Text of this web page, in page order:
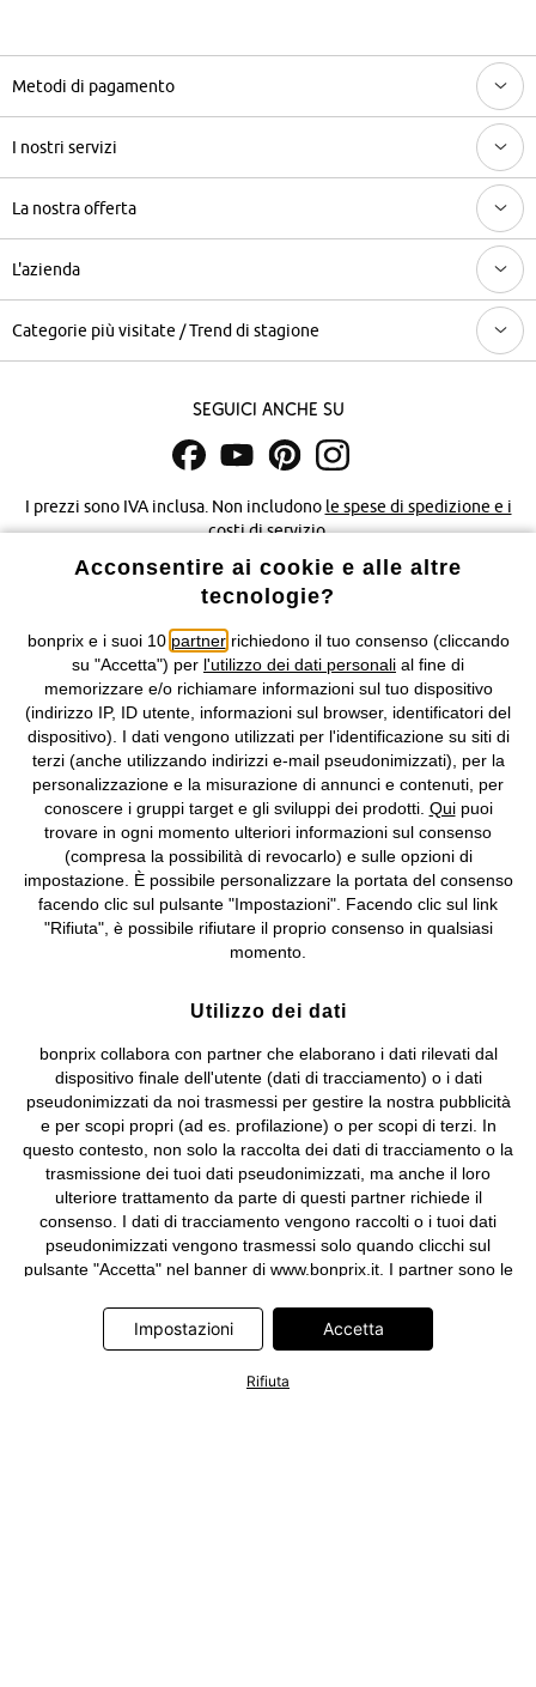
Metodi di pagamento
I nostri servizi
La nostra offerta
L'azienda
Categorie più visitate / Trend di stagione
Seguici anche su
I prezzi sono IVA inclusa. Non includono le spese di spedizione e i
costi di servizio.
Condizioni di vendita Accessibilità
Informativa privacy e cookie Gestione dei cookie
Informazioni legali Diritto di recesso
©2026 bonprix.Tutti i diritti riservati.
bonprix S.r.l. con socio unico, sede legale: via Adua 33 - 13855
Valdengo (BI) C.F. 01510910027 - P.I. 01939830020, Reg. Imprese di
Biella n. 01510910027, R.E.A. BI - 171345, N. Reg. Pile:
IT09060P00000858, N. Reg. AEE: IT08020000002105 Capitale
Sociale: euro 1.000.000 i.v, Società soggetta all'attività di direzione
e coordinamento di bonprix Beteiligungs -Verwaltungsgesellschaft
mbH.
Acconsentire ai cookie e alle altre
tecnologie?
bonprix e i suoi 10 partnerrichiedono il tuo consenso (cliccando
su "Accetta") per l'utilizzo dei dati personali al fine di
memorizzare e/o richiamare informazioni sul tuo dispositivo
(indirizzo IP, ID utente, informazioni sul browser, identificatori del
dispositivo). I dati vengono utilizzati per l'identificazione su siti di
terzi (anche utilizzando indirizzi e-mail pseudonimizzati), per la
personalizzazione e la misurazione di annunci e contenuti, per
conoscere i gruppi target e gli sviluppi dei prodotti. Quipuoi
trovare in ogni momento ulteriori informazioni sul consenso
(compresa la possibilità di revocarlo) e sulle opzioni di
impostazione. È possibile personalizzare la portata del consenso
facendo clic sul pulsante "Impostazioni". Facendo clic sul link
"Rifiuta", è possibile rifiutare il proprio consenso in qualsiasi
momento.
Utilizzo dei dati
bonprix collabora con partner che elaborano i dati rilevati dal
dispositivo finale dell'utente (dati di tracciamento) o i dati
pseudonimizzati da noi trasmessi per gestire la nostra pubblicità
e per scopi propri (ad es. profilazione) o per scopi di terzi. In
questo contesto, non solo la raccolta dei dati di tracciamento o la
trasmissione dei tuoi dati pseudonimizzati, ma anche il loro
ulteriore trattamento da parte di questi partner richiede il
consenso. I dati di tracciamento vengono raccolti o i tuoi dati
pseudonimizzati vengono trasmessi solo quando clicchi sul
pulsante "Accetta" nel banner di www.bonprix.it. I partner sono le
Limited, Hurra Communications GmbH, ID5 Technology Ltd,
Meta Platforms Ireland Limited, Microsoft Ireland Operations
Information Technologies UK Limited. Ulteriori informazioni sul
Impostazioni Accetta
Rifiuta